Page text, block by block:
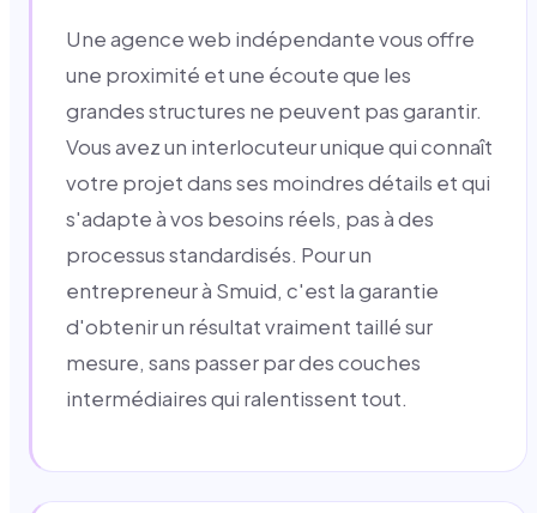
Une agence web indépendante vous offre
une proximité et une écoute que les
grandes structures ne peuvent pas garantir.
Vous avez un interlocuteur unique qui connaît
votre projet dans ses moindres détails et qui
s'adapte à vos besoins réels, pas à des
processus standardisés. Pour un
entrepreneur à Smuid, c'est la garantie
d'obtenir un résultat vraiment taillé sur
mesure, sans passer par des couches
intermédiaires qui ralentissent tout.